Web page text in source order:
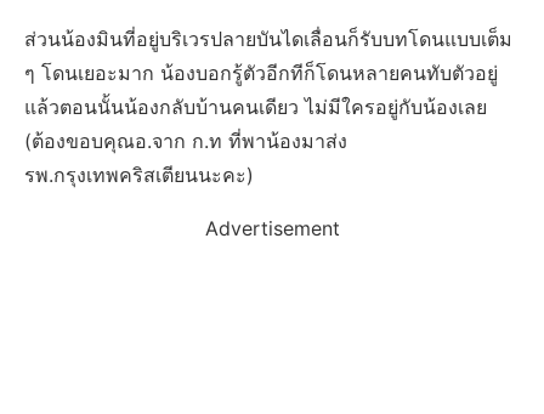
ส่วนน้องมินที่อยู่บริเวรปลายบันไดเลื่อนก็รับบทโดนแบบเต็ม
ๆ โดนเยอะมาก น้องบอกรู้ตัวอีกทีก็โดนหลายคนทับตัวอยู่
แล้วตอนนั้นน้องกลับบ้านคนเดียว ไม่มีใครอยู่กับน้องเลย
(ต้องขอบคุณอ.จาก ก.ท ที่พาน้องมาส่ง
รพ.กรุงเทพคริสเตียนนะคะ)
Advertisement